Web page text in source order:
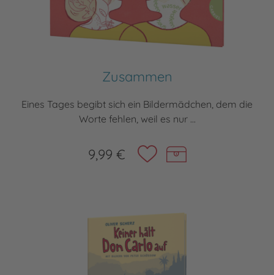
Zusammen
Eines Tages begibt sich ein Bildermädchen, dem die
Worte fehlen, weil es nur ...
9,99 €